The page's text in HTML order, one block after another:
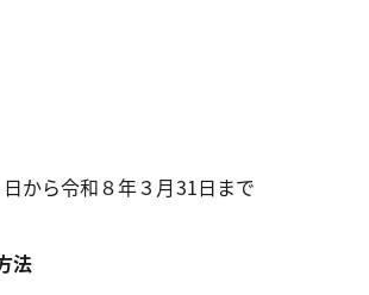
から令和８年３月31日まで
法